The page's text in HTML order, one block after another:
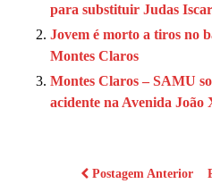
para substituir Judas
Jovem é morto a tiros no
Montes Claros
Montes Claros – SAMU
acidente na Avenida
Postagem Anterior